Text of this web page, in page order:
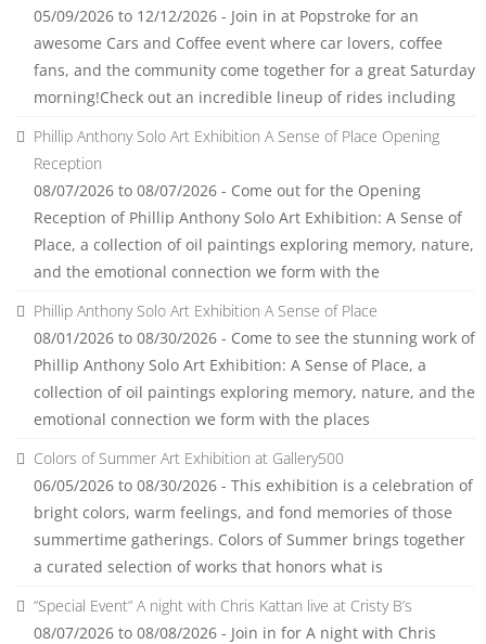
05/09/2026 to 12/12/2026 - Join in at Popstroke for an
awesome Cars and Coffee event where car lovers, coffee
fans, and the community come together for a great Saturday
morning!Check out an incredible lineup of rides including
Phillip Anthony Solo Art Exhibition A Sense of Place Opening
Reception
08/07/2026 to 08/07/2026 - Come out for the Opening
Reception of Phillip Anthony Solo Art Exhibition: A Sense of
Place, a collection of oil paintings exploring memory, nature,
and the emotional connection we form with the
Phillip Anthony Solo Art Exhibition A Sense of Place
08/01/2026 to 08/30/2026 - Come to see the stunning work of
Phillip Anthony Solo Art Exhibition: A Sense of Place, a
collection of oil paintings exploring memory, nature, and the
emotional connection we form with the places
Colors of Summer Art Exhibition at Gallery500
06/05/2026 to 08/30/2026 - This exhibition is a celebration of
bright colors, warm feelings, and fond memories of those
summertime gatherings. Colors of Summer brings together
a curated selection of works that honors what is
“Special Event” A night with Chris Kattan live at Cristy B’s
08/07/2026 to 08/08/2026 - Join in for A night with Chris